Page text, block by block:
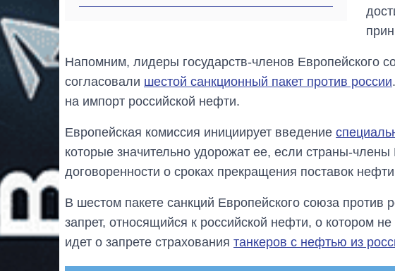
Напомним, лидеры государств-членов Европейского
согласовали шестой санкционный пакет против россии
на импорт российской нефти.
Европейская комиссия инициирует введение
которые значительно удорожат ее, если страны-члены
договоренности о сроках прекращения поставок
В шестом пакете санкций Европейского союза против
запрет, относящийся к российской нефти, о котором
идет о запрете страхования танкеров с нефтью из